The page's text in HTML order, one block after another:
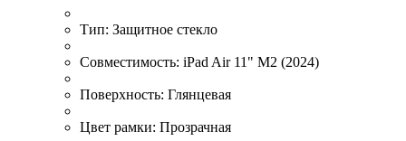
Тип: Защитное стекло
Совместимость: iPad Air 11" M2 (2024)
Поверхность: Глянцевая
Цвет рамки: Прозрачная